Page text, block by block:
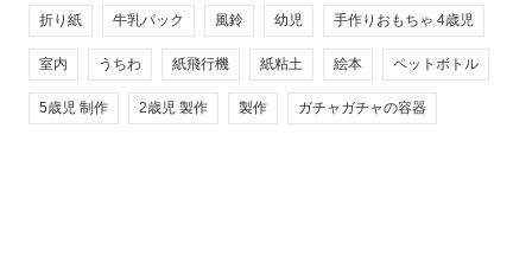
折り紙 牛乳パック 風鈴 幼児 手作りおもちゃ 4歳児
室内 うちわ 紙飛行機 紙粘土 絵本 ペットボトル
5歳児 制作 2歳児 製作 製作 ガチャガチャの容器